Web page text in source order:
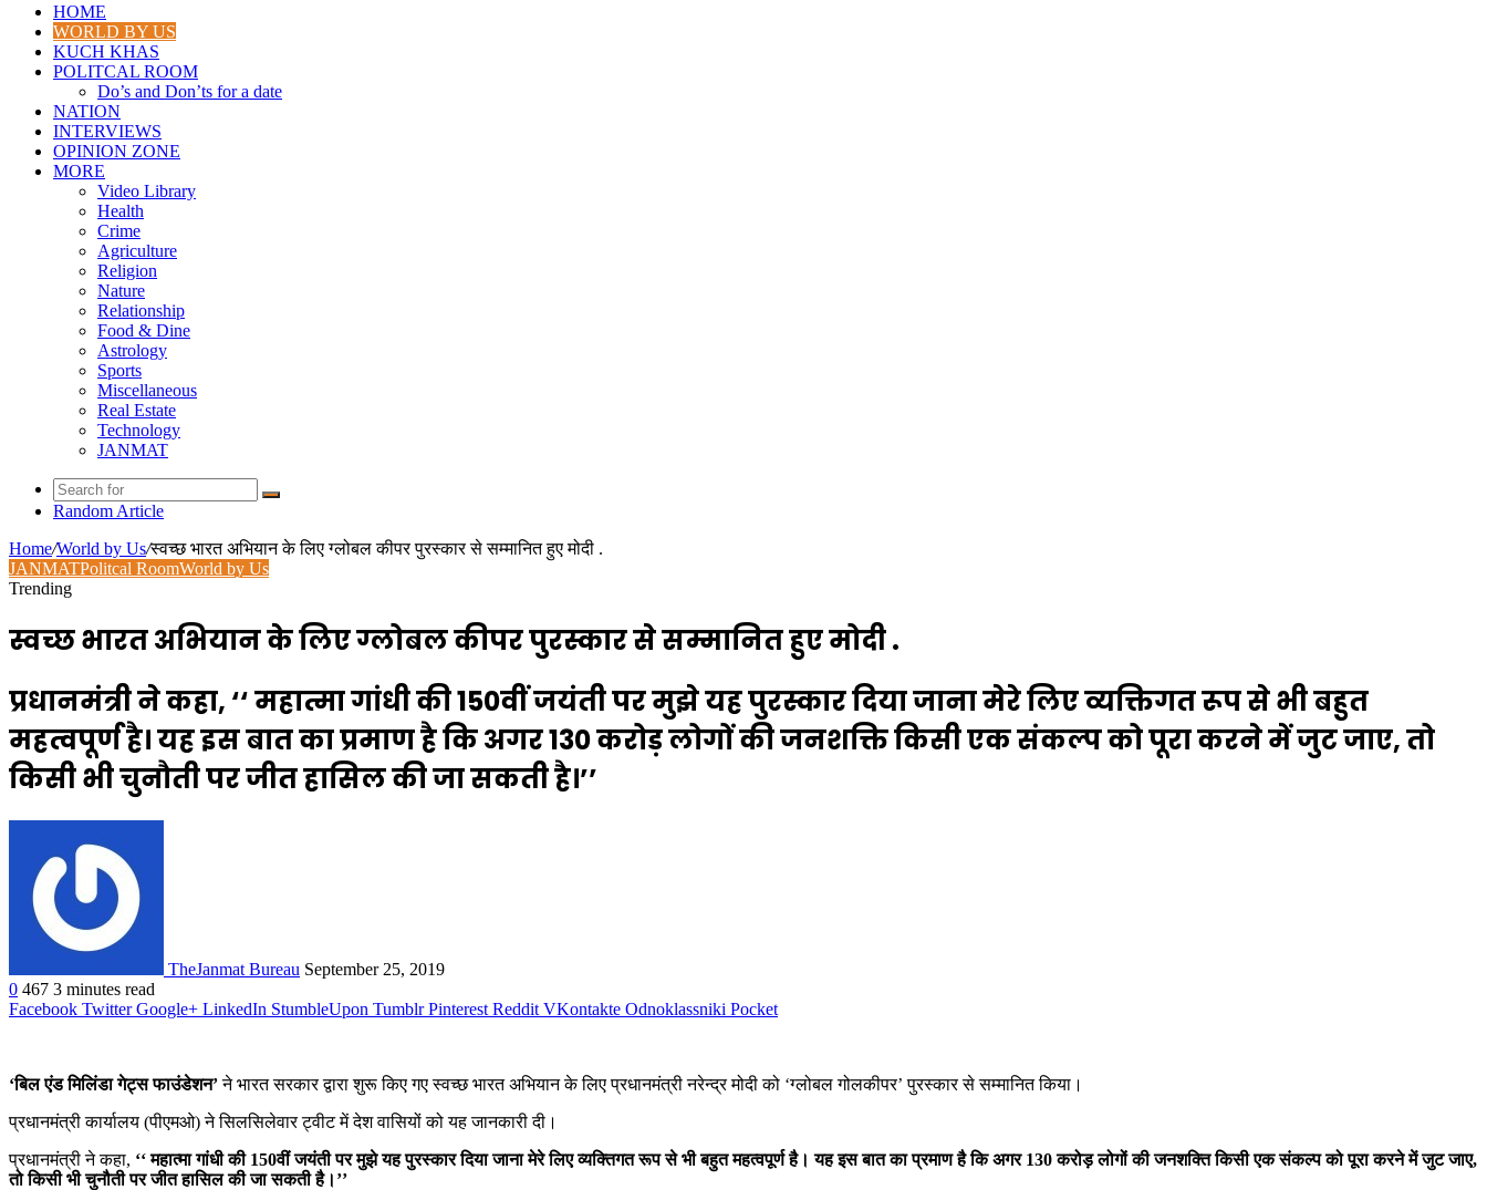
HOME
WORLD BY US
KUCH KHAS
POLITCAL ROOM
Do’s and Don’ts for a date
NATION
INTERVIEWS
OPINION ZONE
MORE
Video Library
Health
Crime
Agriculture
Religion
Nature
Relationship
Food & Dine
Astrology
Sports
Miscellaneous
Real Estate
Technology
JANMAT
Random Article
Home/World by Us/स्वच्छ भारत अभियान के लिए ग्लोबल कीपर पुरस्कार से सम्मानित हुए मोदी .
JANMATPolitcal RoomWorld by Us
Trending
स्वच्छ भारत अभियान के लिए ग्लोबल कीपर पुरस्कार से सम्मानित हुए मोदी .
प्रधानमंत्री ने कहा, ‘‘ महात्मा गांधी की 150वीं जयंती पर मुझे यह पुरस्कार दिया जाना मेरे लिए व्यक्तिगत रूप से भी बहुत
महत्वपूर्ण है। यह इस बात का प्रमाण है कि अगर 130 करोड़ लोगों की जनशक्ति किसी एक संकल्प को पूरा करने में जुट जाए, तो
किसी भी चुनौती पर जीत हासिल की जा सकती है।’’
TheJanmat Bureau September 25, 2019
0 467 3 minutes read
Facebook Twitter Google+ LinkedIn StumbleUpon Tumblr Pinterest Reddit VKontakte Odnoklassniki Pocket
‘बिल एंड मिलिंडा गेट्स फाउंडेशन’ने भारत सरकार द्वारा शुरू किए गए स्वच्छ भारत अभियान के लिए प्रधानमंत्री नरेन्द्र मोदी को ‘ग्लोबल गोलकीपर’ पुरस्कार से सम्मानित किया।
प्रधानमंत्री कार्यालय (पीएमओ) ने सिलसिलेवार ट्वीट में देश वासियों को यह जानकारी दी।
प्रधानमंत्री ने कहा, ‘‘ महात्मा गांधी की 150वीं जयंती पर मुझे यह पुरस्कार दिया जाना मेरे लिए व्यक्तिगत रूप से भी बहुत महत्वपूर्ण है। यह इस बात का प्रमाण है कि अगर 130 करोड़ लोगों की जनशक्ति किसी एक संकल्प को पूरा करने में जुट जाए,
तो किसी भी चुनौती पर जीत हासिल की जा सकती है।’’